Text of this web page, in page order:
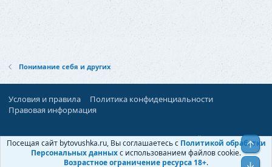
Понимание себя и других
Условия и правила
Политика конфиденциальности
Правовая информация
При поддержке:«Территория Дискуссий»
© Бытовушка, 2025-2026
Посещая сайт bytovushka.ru, Вы соглашаетесь с Политикой обработки
Персональных данныхс использованием файлов cookie.
Возрастное ограничение ресурса 18+.
Верх